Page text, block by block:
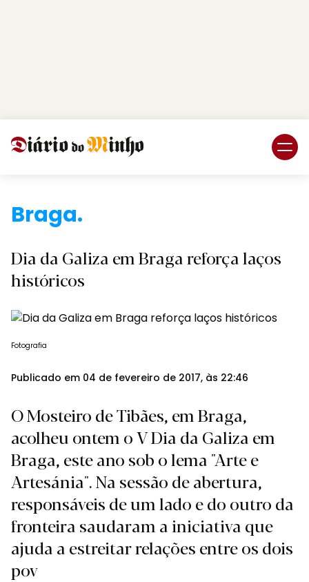
Braga.
Dia da Galiza em Braga reforça laços
históricos
Fotografia
Publicado em 04 de fevereiro de 2017, às 22:46
O Mosteiro de Tibães, em Braga,
acolheu ontem o V Dia da Galiza em
Braga, este ano sob o lema "Arte e
Artesánia". Na sessão de abertura,
responsáveis de um lado e do outro da
fronteira saudaram a iniciativa que
ajuda a estreitar relações entre os dois
pov